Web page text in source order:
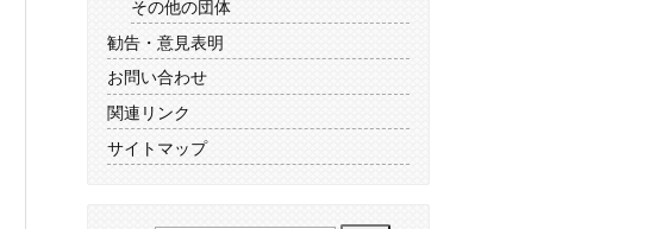
その他の団体
勧告・意見表明
お問い合わせ
関連リンク
サイトマップ